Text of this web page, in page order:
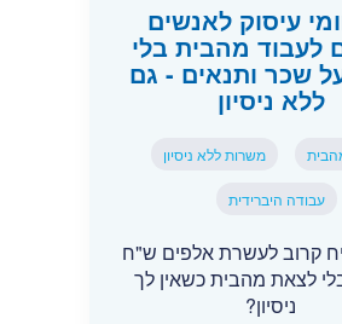
עיסוק לאנשים
לעבוד מהבית בלי
שכר ותנאים - גם
ללא ניסיון
משרות ללא ניסיון
עבודה היברידית
קרוב לעשרת אלפים ש"ח
לצאת מהבית כשאין לך
ניסיון?